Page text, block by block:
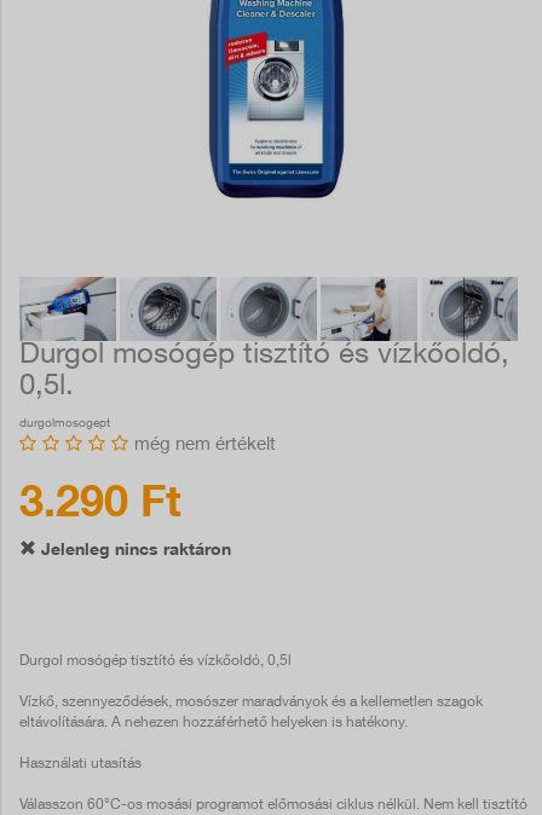
Durgol mosógép tisztító és vízkőoldó,
0,5l.
durgolmosogept
még nem értékelt
3.290 Ft
Jelenleg nincs raktáron
Durgol mosógép tisztító és vízkőoldó, 0,5l
Vízkő, szennyeződések, mosószer maradványok és a kellemetlen szagok
eltávolítására. A nehezen hozzáférhető helyeken is hatékony.
Használati utasítás
Válasszon 60°C-os mosási programot előmosási ciklus nélkül. Nem kell tisztító